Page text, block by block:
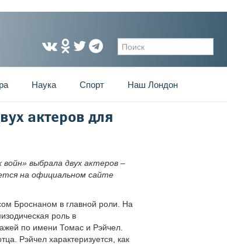
Форма поиска
Наука Спорт Наш Лондон
актеров для
выбрала двух актеров –
на официальном сайте
Броснаном в главной роли. На
роль в
по имени Томас и Рэйчел.
Рэйчел характеризуется, как